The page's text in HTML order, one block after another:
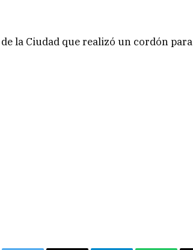
la Ciudad que realizó un cordón para